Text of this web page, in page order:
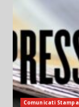
Comunicati Stampa